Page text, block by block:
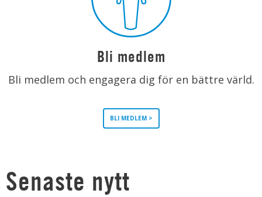
Bli medlem
Bli medlem och engagera dig för en bättre värld.
BLI MEDLEM >
Senaste nytt